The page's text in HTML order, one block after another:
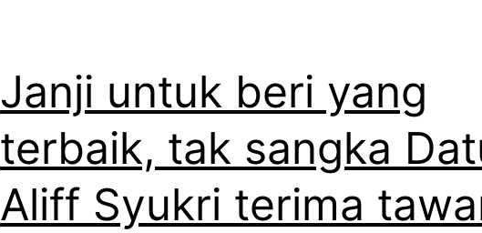
Janji untuk beri yang
terbaik, tak sangka
Aliff Syukri terima